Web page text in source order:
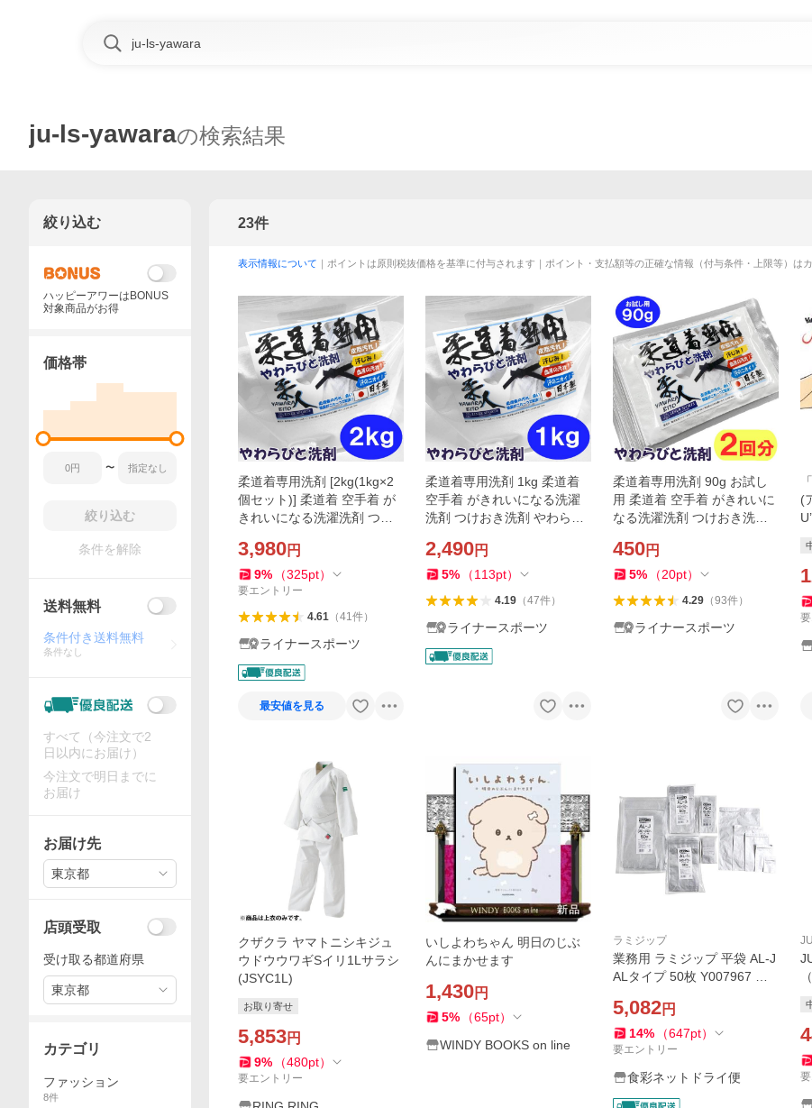
ju-ls-yawaraの検索結果
23件
表示情報について ｜ポイントは原則税抜価格を基準に付与されます｜ポイント・支払額等の正確な情報（付与条件・上限等）は
柔道着専用洗剤 [2kg(1kg×2
個セット)] 柔道着 空手着 が
きれいになる洗濯洗剤 つけ
脂汚れ落としライナースポー
ツオリジナル
3,980円
9% （325pt）
要エントリー
4.61（41件）
ライナースポーツ
最安値を見る
柔道着専用洗剤 1kg 柔道着
空手着 がきれいになる洗濯
洗剤 つけおき洗剤 やわらび
消臭 漂白ライナースポーツ
オリジナル
2,490円
5% （113pt）
4.19（47件）
ライナースポーツ
柔道着専用洗剤 90g お試し
用 柔道着 空手着 がきれいに
なる洗濯洗剤 つけおき洗剤
とし ライナースポーツオリ
ジナル
450円
5% （20pt）
4.29（93件）
ライナースポーツ
(
クザクラ ヤマトニシキジュ
ウドウウワギSイリ1Lサラシ
(JSYC1L)
お取り寄せ
5,853円
9% （480pt）
要エントリー
いしよわちゃん 明日のじぶ
んにまかせます
1,430円
5% （65pt）
WINDY BOOKS on line
ラミジップ
業務用 ラミジップ 平袋 AL-J
ALタイプ 50枚 Y007967 高
付ラミネート袋
5,082円
14% （647pt）
要エントリー
食彩ネットドライ便
絞り込む
ハッピーアワーはBONUS
対象商品がお得
価格帯
〜
絞り込む
条件を解除
送料無料
条件付き送料無料
条件なし
すべて（今注文で2
日以内にお届け）
今注文で明日までに
お届け
お届け先
東京都
店頭受取
受け取る都道府県
東京都
カテゴリ
ファッション
8件